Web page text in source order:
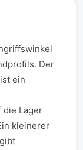
Der
ein
die Lager
kleinerer